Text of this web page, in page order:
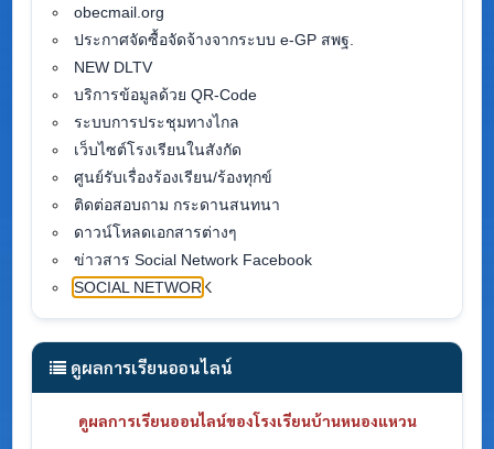
obecmail.org
ประกาศจัดซื้อจัดจ้างจากระบบ e-GP สพฐ.
NEW DLTV
บริการข้อมูลด้วย QR-Code
ระบบการประชุมทางไกล
เว็บไซต์โรงเรียนในสังกัด
ศูนย์รับเรื่องร้องเรียน/ร้องทุกข์
ติดต่อสอบถาม กระดานสนทนา
ดาวน์โหลดเอกสารต่างๆ
ข่าวสาร Social Network Facebook
SOCIAL NETWOR K
ดูผลการเรียนออนไลน์
ดูผลการเรียนออนไลน์ของโรงเรียนบ้านหนองแหวน